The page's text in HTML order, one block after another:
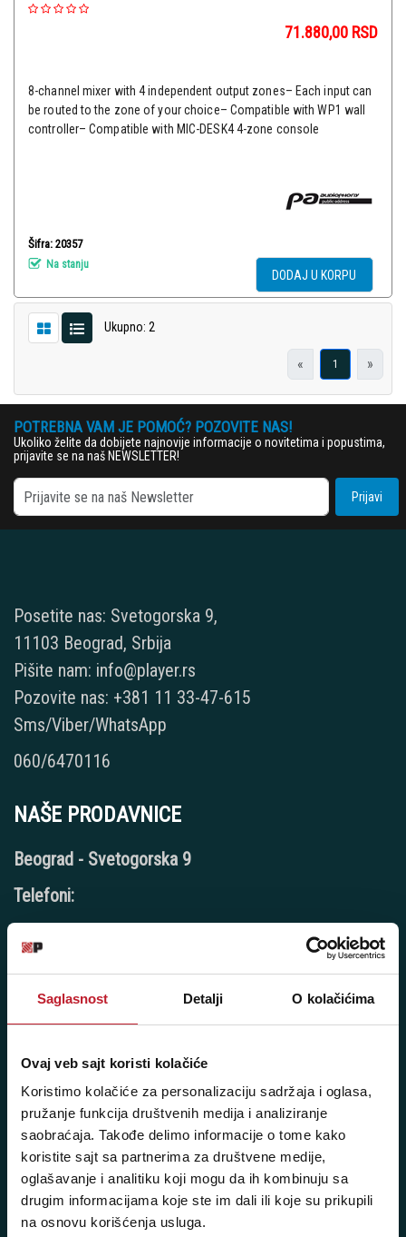
Saglasnost Detalji O kolačićima
Ovaj veb sajt koristi kolačiće
Koristimo kolačiće za personalizaciju sadržaja i oglasa,
pružanje funkcija društvenih medija i analiziranje
saobraćaja. Takođe delimo informacije o tome kako
koristite sajt sa partnerima za društvene medije,
oglašavanje i analitiku koji mogu da ih kombinuju sa
drugim informacijama koje ste im dali ili koje su prikupili
na osnovu korišćenja usluga.
71.880,00 RSD
8-channel mixer with 4 independent output zones– Each input can
be routed to the zone of your choice– Compatible with WP1 wall
controller– Compatible with MIC-DESK4 4-zone console
Šifra: 20357
Na stanju
DODAJ U KORPU
Ukupno: 2
« 1 »
POTREBNA VAM JE POMOĆ? POZOVITE NAS!
Ukoliko želite da dobijete najnovije informacije o novitetima i popustima,
prijavite se na naš NEWSLETTER!
Prijavi
Posetite nas: Svetogorska 9,
11103 Beograd, Srbija
Pišite nam: info@player.rs
Pozovite nas: +381 11 33-47-615
Sms/Viber/WhatsApp
060/6470116
NAŠE PRODAVNICE
Beograd - Svetogorska 9
Telefoni:
+381 11 3347 615
+381 11 3347 883
+381 11 2688 068
+381 11 2688 069
Radno vreme:
Ponedeljak - Petak: 9:00 - 20:00
Subota: 10:00 - 17:00
Nedelja: Ne radimo